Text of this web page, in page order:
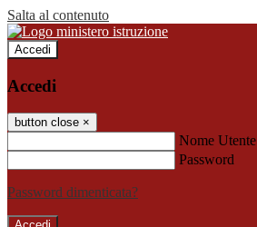
Salta al contenuto
Accedi
Accedi
button close ×
Nome Utente
Password
Password dimenticata?